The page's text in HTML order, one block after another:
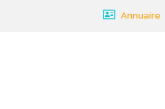
Annuaire